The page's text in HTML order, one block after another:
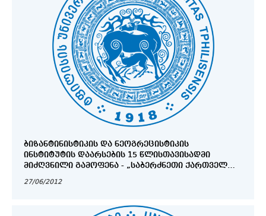
ᲑᲘᲖᲐᲜᲢᲘᲜᲘᲡᲢᲘᲙᲘᲡ ᲓᲐ ᲜᲔᲝᲒᲠᲔᲪᲘᲡᲢᲘᲙᲘᲡ
ᲘᲜᲡᲢᲘᲢᲣᲢᲘᲡ ᲓᲐᲐᲠᲡᲔᲑᲘᲡ 15 ᲬᲚᲘᲡᲗᲐᲕᲘᲡᲐᲓᲛᲘ
ᲛᲘᲫᲦᲕᲜᲘᲚᲘ ᲒᲐᲛᲝᲤᲔᲜᲐ - „ᲡᲐᲑᲔᲠᲫᲜᲔᲗᲘ ᲥᲐᲠᲗᲕᲔᲚ
27/06/2012